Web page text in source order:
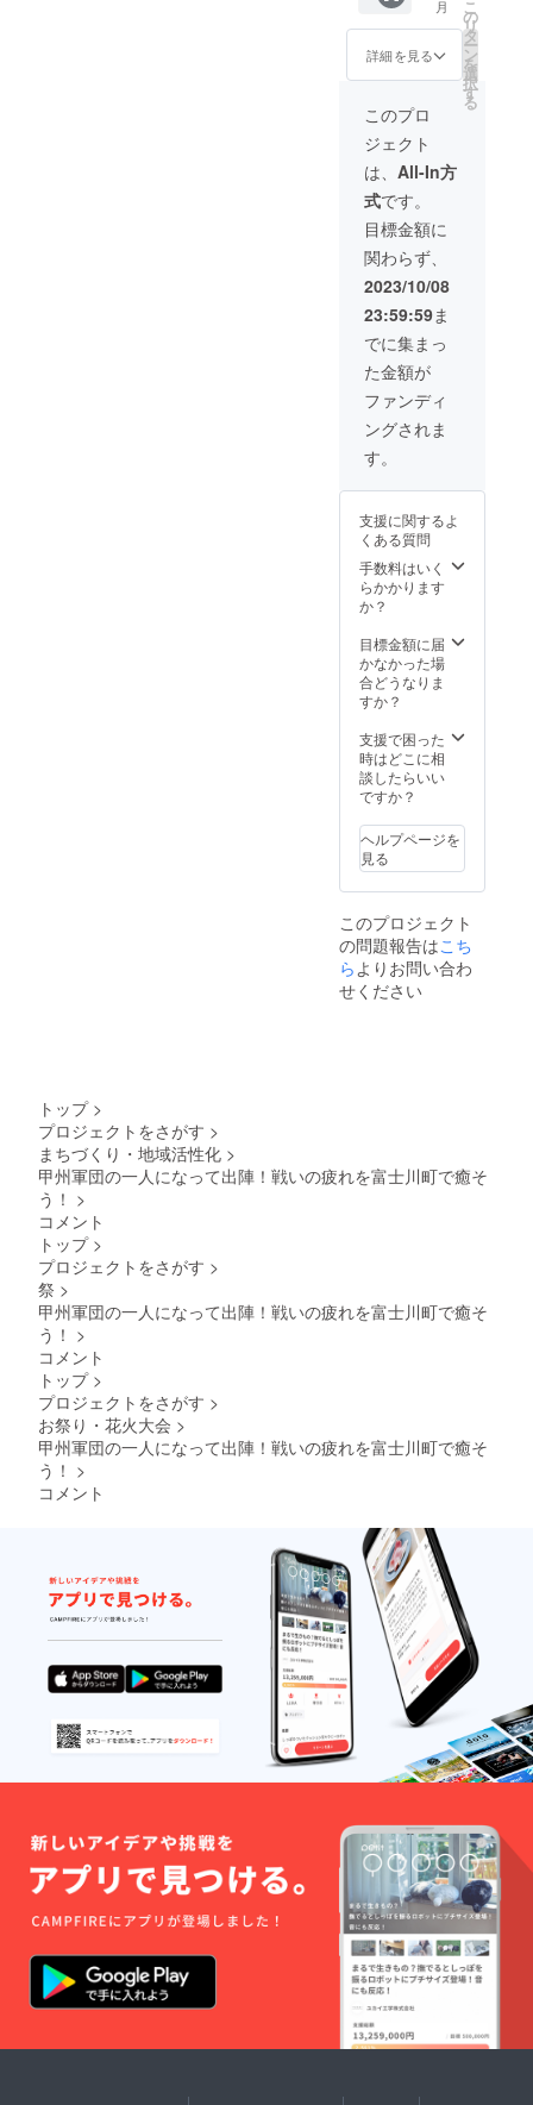
す。20
歳未満
の方は
を選択
せ
ん。」
13：
00⇒甲
府市内
（信玄
見
学）
13：30-
19：
00⇒ホ
テル
（泊）
20：30
頃
１０月
２９日
（日）
ホテル
出発9：
谷ハイ
（紅葉
の美し
い大柳
川渓谷
い）⇒
道の
駅・富
昼食、
ショッ
ピン
グ）⇒
到着・
解散
14：00
頃 ※朝
テルと
なりま
す。 ※
ホテル
は下記
ww.ichi
テル
https://
観光物
産協会
させて
いただ
きま
す。 必
ず備考
欄に掲
載を希
望され
るお名
前をご
記入く
い。
（文字
2023.11
.1〜
2024.10
月末）
動に関
しては
別途ご
連絡い
す。 ＜
工程例
＞※詳細
は別途
ご連絡
となり
ます。
１０月
２８日
（土）
甲府駅
集合9：
00（予
定）⇒
衣装着
付け
AM⇒甲
府市内
機）
00 ⇒
甲府市
内（信
玄公祭
16：
00⇒衣
装着脱
（泊）
21：00
頃 ※昼
食はお
ご用意
しま
す。 ※
夕食は
でご用
意しま
す。 １
０月２
９日
の美し
駅・富
士川
甲府駅
到着・
食はホ
テルで
ご用意
しま
す。 ※
ホテル
は下記
のうち
どちら
かにな
りま
す。 い
ち柳ホ
テル
ww.ichi
yanagi-
h.co.jp/
あさひ
セン
チュ
リーホ
テル
https://
tel.jp/ 感
謝を込
めて富
泊2日）
に利用
できる
クーポ
日必ず
参加で
きる方
がお申
し込み
くださ
い。大
将不参
加は軍
団の士
気に関
わりま
す、大
将の責
任を全
うでき
る方が
お申し
い。 ※
格等の
高騰に
より、
今年は
ありま
せん。
ご了承
武田二
十四将
のうち
どの部
将かは8
月上旬
頃、本
文にて
たしま
す。 ※
大将と
しての
おもて
の間の
は他の
武将と
甲府駅
まで、
各自で
手配を
お願い
致しま
す。 ＜
工程＞※
詳細は
別途ご
連絡と
なりま
す。 １
０月２
８日
（土）
集合9：
00（予
定）⇒
衣装着
付け
AM⇒甲
府市内
（陣屋
で待
13：
00 ⇒
甲府市
月
詳細を見る
こ
の
リ
タ
ー
ン
を
選
択
す
る
このプロ
ジェクト
は、 All-In方
式です。
目標金額に
関わらず、
2023/10/08
23:59:59ま
でに集まっ
た金額が
ファンディ
ングされま
す。
支援に関するよ
くある質問
手数料はいく
らかかります
か？
目標金額に届
かなかった場
合どうなりま
すか？
支援で困った
時はどこに相
談したらいい
ですか？
ヘルプページを
見る
このプロジェクト
の問題報告はこち
らよりお問い合わ
せください
トップ >
プロジェクトをさがす >
まちづくり・地域活性化 >
甲州軍団の一人になって出陣！戦いの疲れを富士川町で癒そ
う！ >
コメント
トップ >
プロジェクトをさがす >
祭 >
甲州軍団の一人になって出陣！戦いの疲れを富士川町で癒そ
う！ >
コメント
トップ >
プロジェクトをさがす >
お祭り・花火大会 >
甲州軍団の一人になって出陣！戦いの疲れを富士川町で癒そ
う！ >
コメント